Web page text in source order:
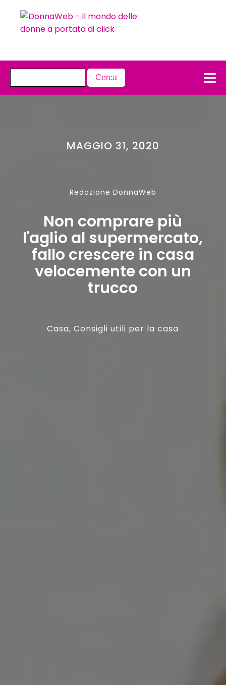
MAGGIO 31, 2020
Redazione DonnaWeb
Non comprare più
l'aglio al supermercato,
fallo crescere in casa
velocemente con un
trucco
Casa,Consigli utili per la casa